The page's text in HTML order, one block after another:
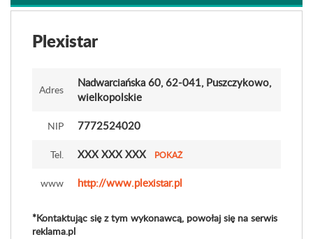
Plexistar
Adres
Nadwarciańska 60, 62-041, Puszczykowo,
wielkopolskie
NIP 7772524020
Tel. XXX XXX XXX POKAŻ
www http://www.plexistar.pl
*Kontaktując się z tym wykonawcą, powołaj się na serwis
reklama.pl